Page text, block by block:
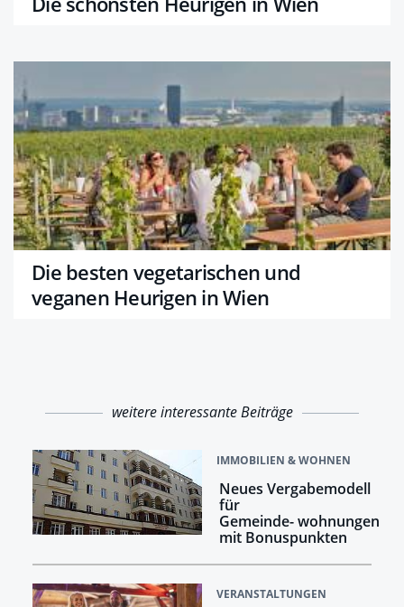
Die besten vegetarischen und
veganen Heurigen in Wien
weitere interessante Beiträge
IMMOBILIEN & WOHNEN
Neues Vergabemodell
für
Gemeinde- wohnungen
mit Bonuspunkten
VERANSTALTUNGEN